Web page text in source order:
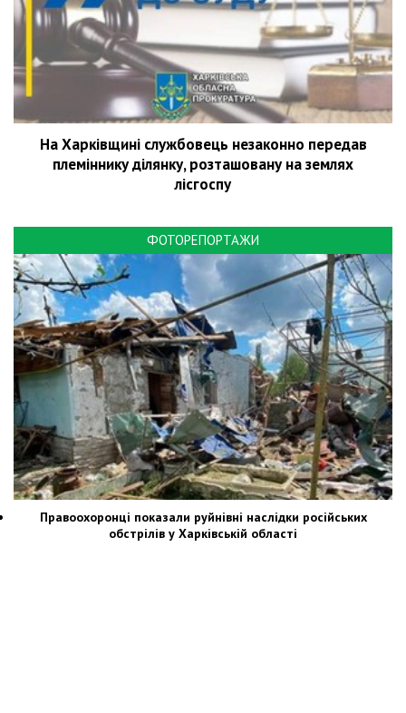
На Харківщині службовець незаконно передав
племіннику ділянку, розташовану на землях
лісгоспу
ФОТОРЕПОРТАЖИ
Правоохоронці показали руйнівні наслідки російських
обстрілів у Харківській області